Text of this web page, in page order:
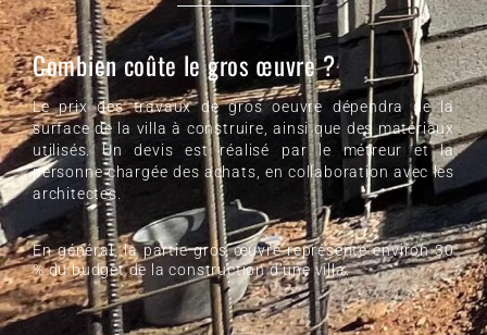
Combien coûte le gros œuvre ?
Le prix des travaux de gros oeuvre dépendra de la
surface de la villa à construire, ainsi que des matériaux
utilisés. Un devis est réalisé par le métreur et la
personne chargée des achats, en collaboration avec les
architectes.
En général, la partie gros œuvre représente environ 30
% du budget de la construction d’une villa.